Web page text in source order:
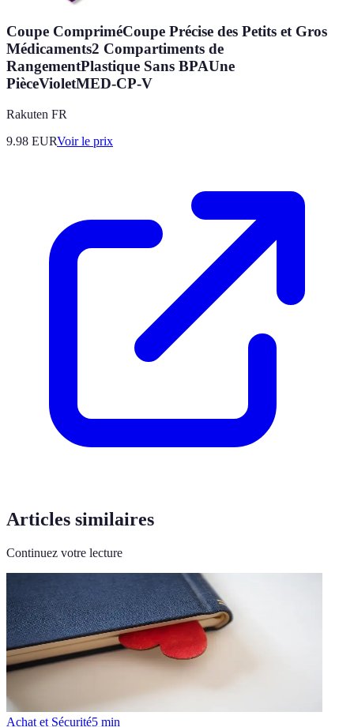
Coupe CompriméCoupe Précise des Petits et Gros
Médicaments2 Compartiments de
RangementPlastique Sans BPAUne
PièceVioletMED-CP-V
Rakuten FR
9.98 EURVoir le prix
Articles similaires
Continuez votre lecture
Achat et Sécurité5 min